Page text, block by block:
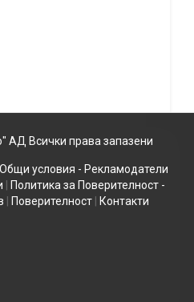
АД Всички права запазени
Общи условия - Рекламодатели
Политика за Поверителност -
Поверителност Контакти